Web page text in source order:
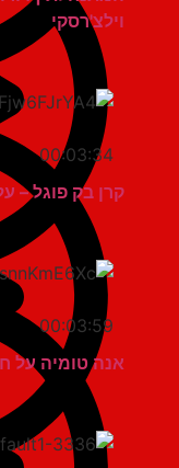
וילצ'רסקי
00:03:34
קרן בק פוגל – על
00:03:59
אנה טומיה על חיסוני